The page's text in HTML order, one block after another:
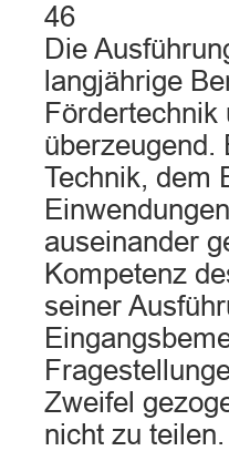
46
Die
langjährige
überzeugend.
Technik, dem
auseinander
Kompetenz
seiner
Zweifel
nicht zu